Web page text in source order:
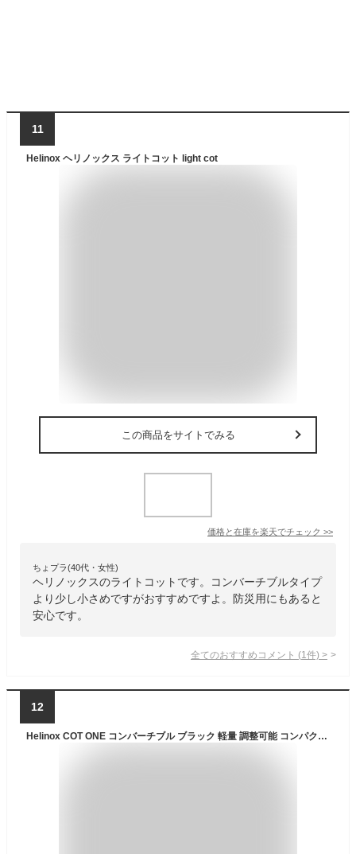
11
Helinox ヘリノックス ライトコット light cot
この商品をサイトでみる
価格と在庫を楽天でチェック >>
ちょプラ(40代・女性)
ヘリノックスのライトコットです。コンバーチブルタイプ
より少し小さめですがおすすめですよ。防災用にもあると
安心です。
全てのおすすめコメント (1 件) >
12
Helinox COT ONE コンバーチブル ブラック 軽量 調整可能 コンパクト 折りたたみ式 ポータブル キャンピングコット [並行輸入品]